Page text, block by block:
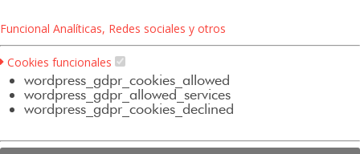
Funcional Analíticas, Redes sociales y otros
Cookies funcionales
wordpress_gdpr_cookies_allowed
wordpress_gdpr_allowed_services
wordpress_gdpr_cookies_declined